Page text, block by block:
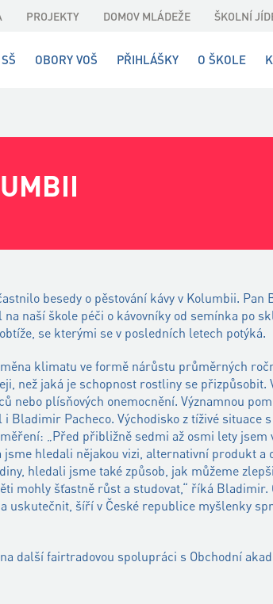
PROJEKTY DOMOV MLÁDEŽE ŠKOLNÍ
OBORY VOŠ PŘIHLÁŠKY O ŠKOLE
besedy o pěstování kávy v Kolumbii. Pan
naší škole péči o kávovníky od semínka po
se kterými se v posledních letech potýká.
klimatu ve formě nárůstu průměrných
než jaká je schopnost rostliny se přizpůsobit.
nebo plísňových onemocnění. Významnou
Bladimir Pacheco. Východisko z tíživé situace
„Před přibližně sedmi až osmi lety jsem
jsme hledali nějakou vizi, alternativní produkt a
hledali jsme také způsob, jak můžeme
mohly šťastně růst a studovat,“ říká Bladimir.
uskutečnit, šíří v České republice myšlenky
další fairtradovou spolupráci s Obchodní